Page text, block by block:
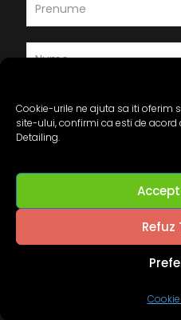
Cookie-urile ne ajuta sa iti oferim
site-ului, confirmi ca esti de acord
Detailing.
Refuz
© 2024 Pro-